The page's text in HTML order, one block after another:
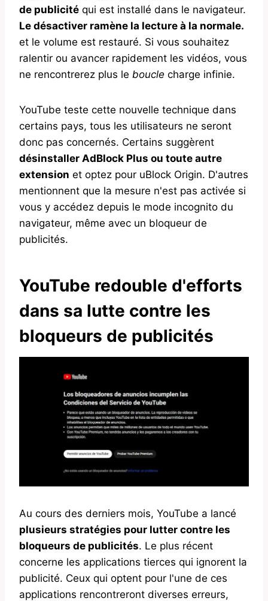
de publicité qui est installé dans le navigateur.
Le désactiver ramène la lecture à la normale.
et le volume est restauré. Si vous souhaitez
ralentir ou avancer rapidement les vidéos, vous
ne rencontrerez plus le boucle charge infinie.
YouTube teste cette nouvelle technique dans
certains pays, tous les utilisateurs ne seront
donc pas concernés. Certains suggèrent
désinstaller AdBlock Plus ou toute autre
extension et optez pour uBlock Origin. D'autres
mentionnent que la mesure n'est pas activée si
vous y accédez depuis le mode incognito du
navigateur, même avec un bloqueur de
publicités.
YouTube redouble d'efforts
dans sa lutte contre les
bloqueurs de publicités
Au cours des derniers mois, YouTube a lancé
plusieurs stratégies pour lutter contre les
bloqueurs de publicités. Le plus récent
concerne les applications tierces qui ignorent la
publicité. Ceux qui optent pour l'une de ces
applications rencontreront diverses erreurs,